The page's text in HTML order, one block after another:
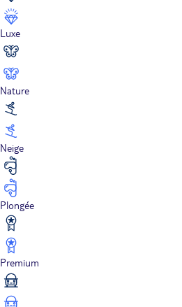
Luxe
Nature
Neige
Plongée
Premium